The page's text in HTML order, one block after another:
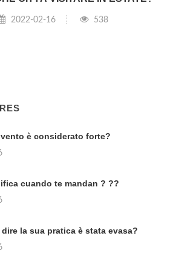
2022-02-16 538
è considerato forte?
cuando te mandan ? ??
la sua pratica è stata evasa?